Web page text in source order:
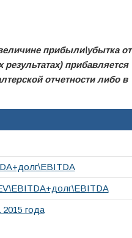
прибыли\убытка от
прибавляется
отчетности либо в
2015 года